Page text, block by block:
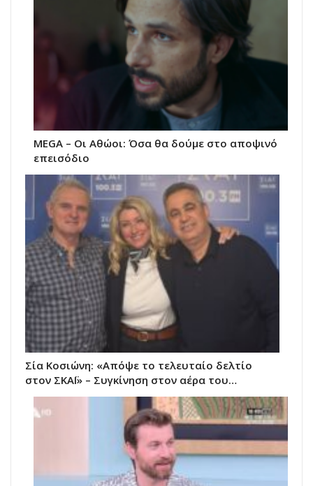
MEGA – Οι Αθώοι: Όσα θα δούμε στο αποψινό
επεισόδιο
Σία Κοσιώνη: «Απόψε το τελευταίο δελτίο
στον ΣΚΑΪ» – Συγκίνηση στον αέρα του…